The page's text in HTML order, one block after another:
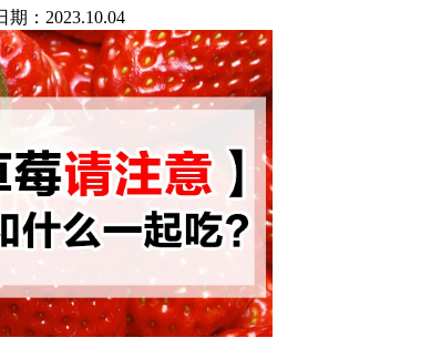
期：2023.10.04